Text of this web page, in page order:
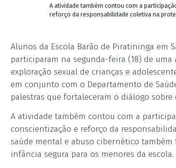
A atividade também contou com a
reforço da responsabilidade coletiva na
Alunos da Escola Barão de Piratininga em
participaram na segunda-feira (18) de
exploração sexual de crianças e
em conjunto com o Departamento de
palestras que fortaleceram o diálogo sobre
A atividade também contou com a
conscientização e reforço da
saúde mental e abuso cibernético
infância segura para os menores da escola.